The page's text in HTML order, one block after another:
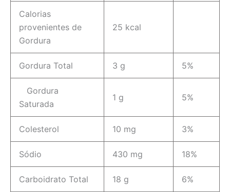
Calorias
provenientes de
Gordura
25 kcal
Gordura Total 3 g 5%
Gordura
Saturada
1 g 5%
Colesterol 10 mg 3%
Sódio 430 mg 18%
Carboidrato Total 18 g 6%